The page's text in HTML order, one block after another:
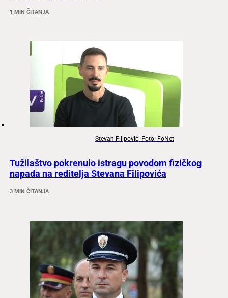
1 MIN ČITANJA
Stevan Filipović; Foto: FoNet
Tužilaštvo pokrenulo istragu povodom fizičkog
napada na reditelja Stevana Filipovića
3 MIN ČITANJA